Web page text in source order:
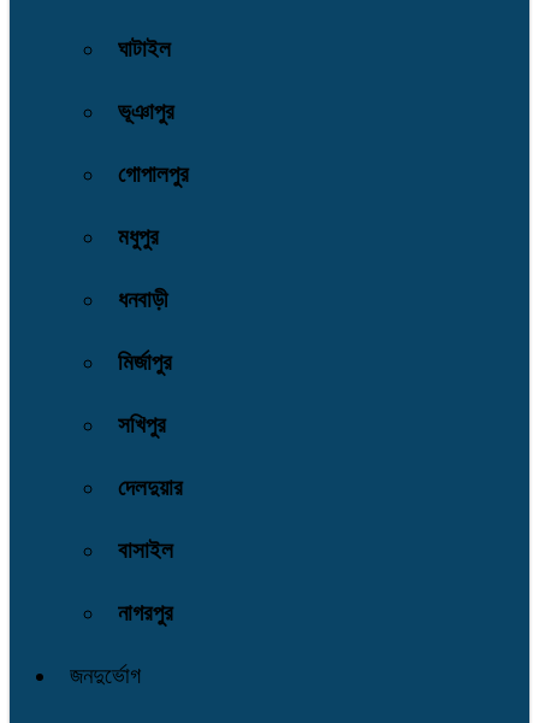
ঘাটাইল
ভূঞাপুর
গোপালপুর
মধুপুর
ধনবাড়ী
মির্জাপুর
সখিপুর
দেলদুয়ার
বাসাইল
নাগরপুর
জনদুর্ভোগ